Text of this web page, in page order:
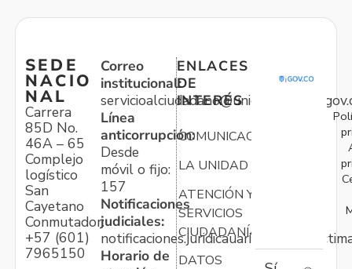
SEDE
NACIO
NAL
Carrera
85D No.
46A – 65
Complejo
logístico
San
Cayetano
Conmutador:
+57 (601)
7965150
Correo
institucional:
Línea
anticorrupción:
Desde
móvil o fijo:
157
Notificaciones
judiciales:
Horario de
ENLACES
DE
INTERÉS
COMUNICACIONES
LA UNIDAD
ATENCIÓN Y
SERVICIOS
CIUDADANÍA
DATOS